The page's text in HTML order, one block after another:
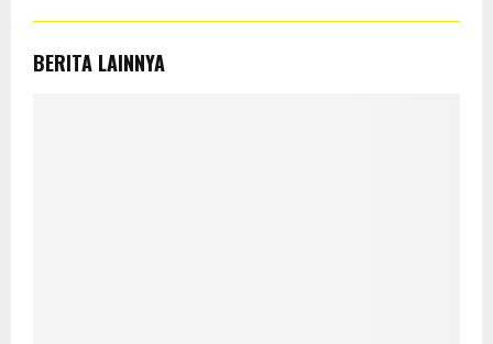
BERITA LAINNYA